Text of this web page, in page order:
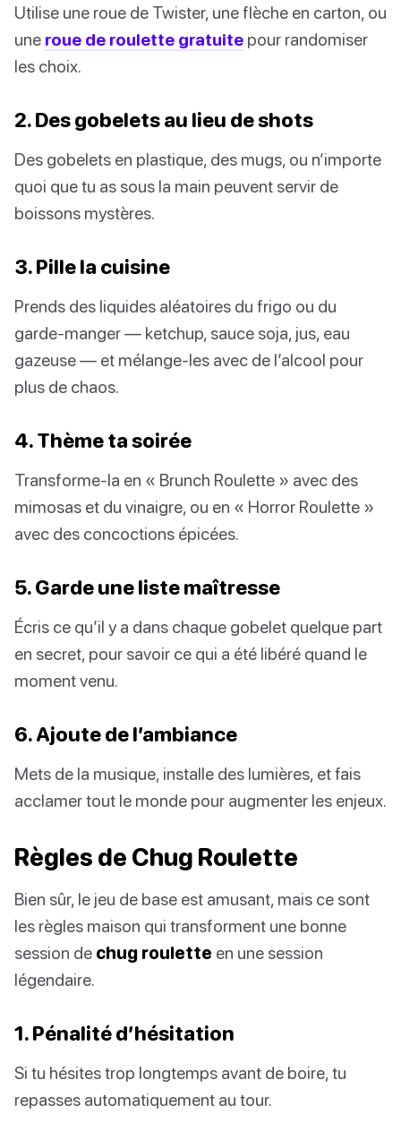
Utilise une roue de Twister, une flèche en carton, ou
une roue de roulette gratuite pour randomiser
les choix.
2. Des gobelets au lieu de shots
Des gobelets en plastique, des mugs, ou n’importe
quoi que tu as sous la main peuvent servir de
boissons mystères.
3. Pille la cuisine
Prends des liquides aléatoires du frigo ou du
garde-manger — ketchup, sauce soja, jus, eau
gazeuse — et mélange-les avec de l’alcool pour
plus de chaos.
4. Thème ta soirée
Transforme-la en « Brunch Roulette » avec des
mimosas et du vinaigre, ou en « Horror Roulette »
avec des concoctions épicées.
5. Garde une liste maîtresse
Écris ce qu’il y a dans chaque gobelet quelque part
en secret, pour savoir ce qui a été libéré quand le
moment venu.
6. Ajoute de l’ambiance
Mets de la musique, installe des lumières, et fais
acclamer tout le monde pour augmenter les enjeux.
Règles de Chug Roulette
Bien sûr, le jeu de base est amusant, mais ce sont
les règles maison qui transforment une bonne
session de chug roulette en une session
légendaire.
1. Pénalité d’hésitation
Si tu hésites trop longtemps avant de boire, tu
repasses automatiquement au tour.